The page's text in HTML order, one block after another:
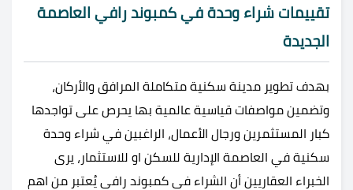
تقييمات شراء وحدة في كمبوند رافي العاصمة
الجديدة
بهدف تطوير مدينة سكنية متكاملة المرافق والأركان،
وتضمين مواصفات قياسية عالمية بها يحرص على تواجدها
كبار المستثمرين ورجال الأعمال، الراغبين في شراء وحدة
سكنية في العاصمة الإدارية للسكن او للاستثمار، يرى
الخبراء العقاريين أن الشراء في كمبوند رافي يُعتبر من اهم